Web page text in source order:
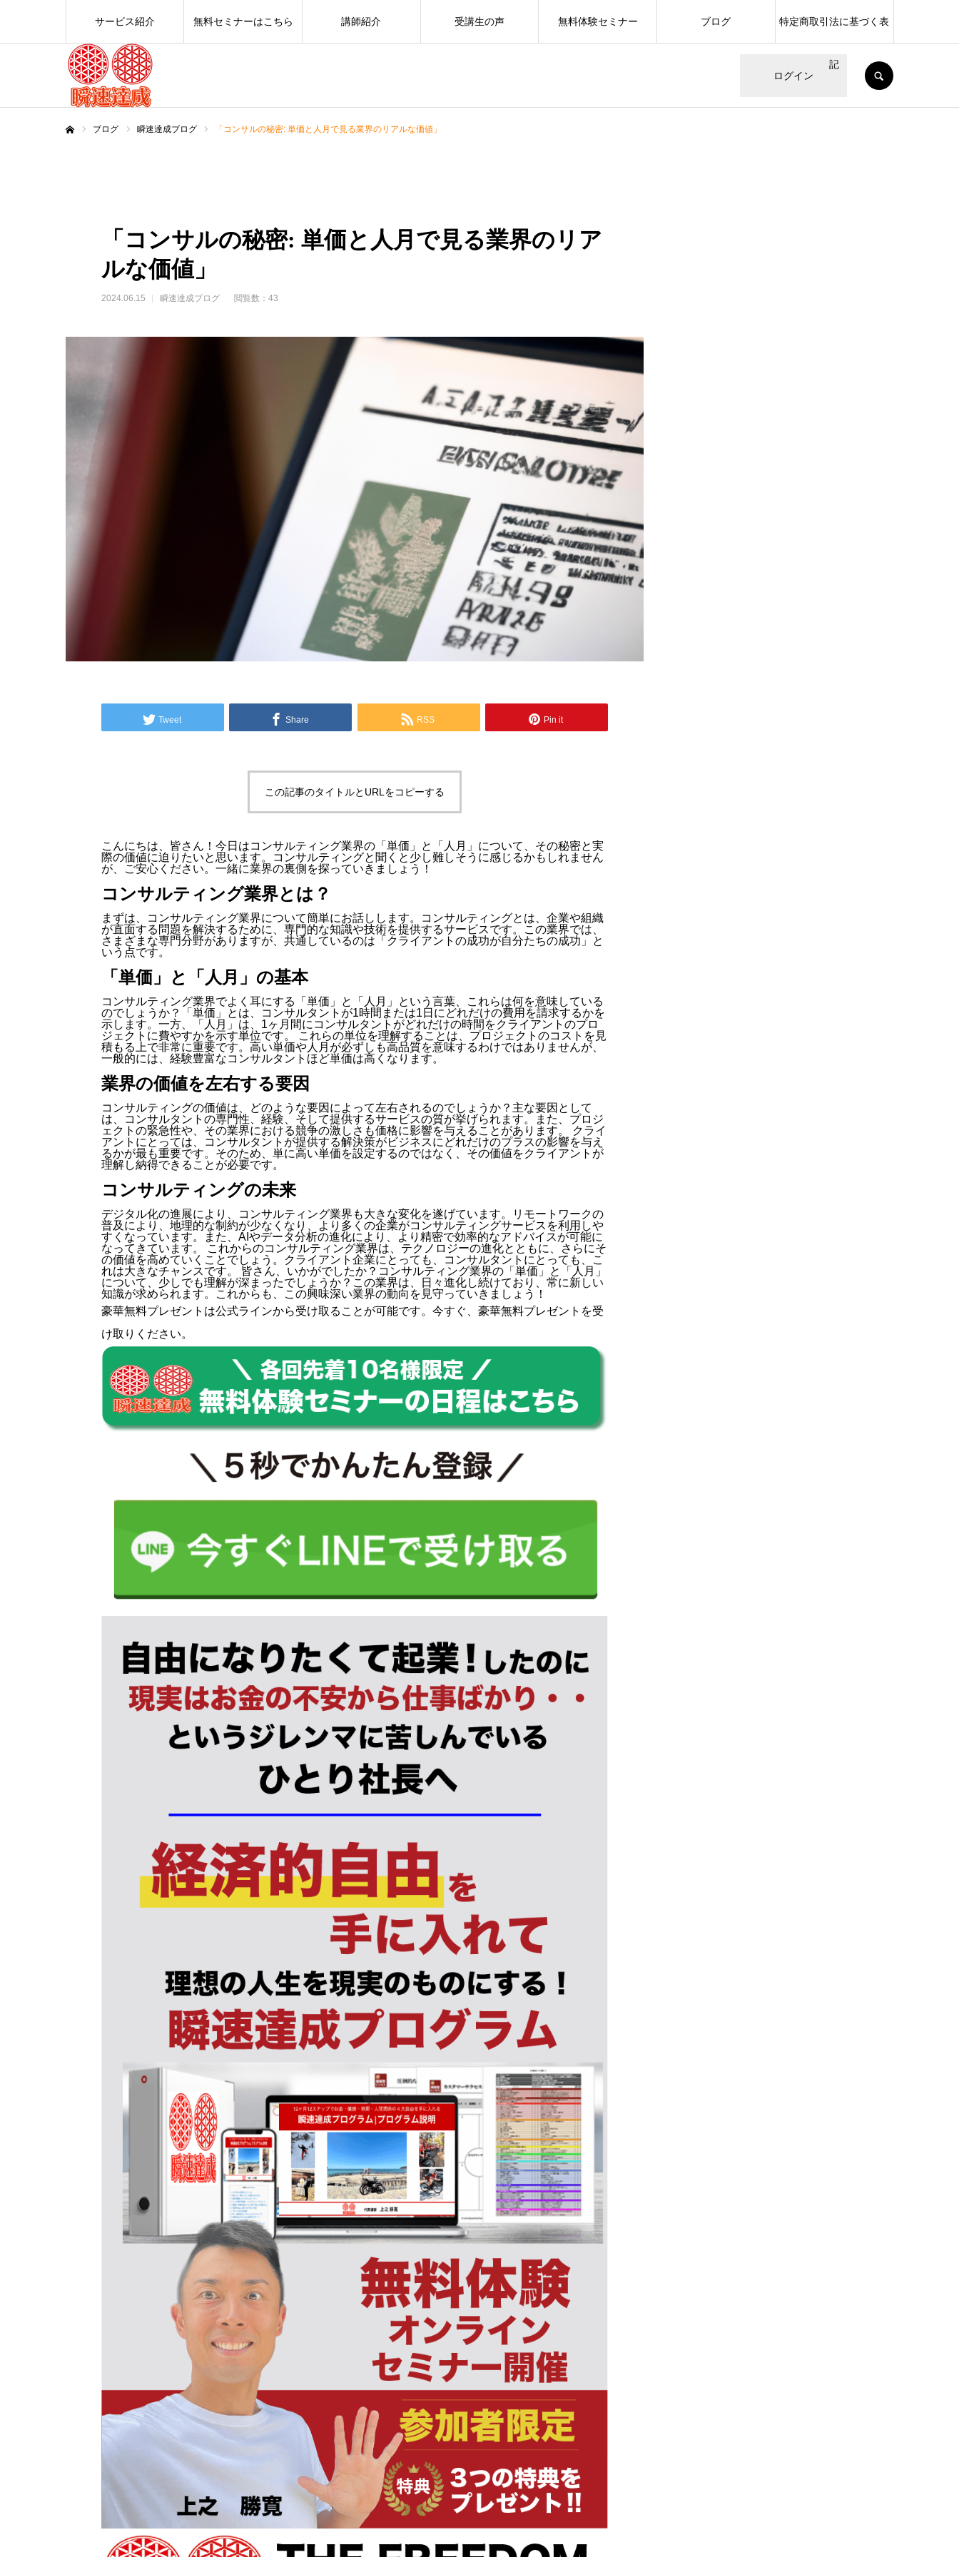
ログイン
サービス紹介 無料セミナーはこちら 講師紹介 受講生の声 無料体験セミナー ブログ 特定商取引法に基づく表
記
ブログ 瞬速達成ブログ 「コンサルの秘密: 単価と人月で見る業界のリアルな価値」
「コンサルの秘密: 単価と人月で見る業界のリア
ルな価値」
2024.06.15 瞬速達成ブログ 閲覧数：43
Tweet Share RSS Pin it
この記事のタイトルとURLをコピーする
こんにちは、皆さん！今日はコンサルティング業界の「単価」と「人月」について、その秘密と実
際の価値に迫りたいと思います。コンサルティングと聞くと少し難しそうに感じるかもしれません
が、ご安心ください。一緒に業界の裏側を探っていきましょう！
コンサルティング業界とは？
まずは、コンサルティング業界について簡単にお話しします。コンサルティングとは、企業や組織
が直面する問題を解決するために、専門的な知識や技術を提供するサービスです。この業界では、
さまざまな専門分野がありますが、共通しているのは「クライアントの成功が自分たちの成功」と
いう点です。
「単価」と「人月」の基本
コンサルティング業界でよく耳にする「単価」と「人月」という言葉、これらは何を意味している
のでしょうか？「単価」とは、コンサルタントが1時間または1日にどれだけの費用を請求するかを
示します。一方、「人月」は、1ヶ月間にコンサルタントがどれだけの時間をクライアントのプロ
ジェクトに費やすかを示す単位です。 これらの単位を理解することは、プロジェクトのコストを見
積もる上で非常に重要です。高い単価や人月が必ずしも高品質を意味するわけではありませんが、
一般的には、経験豊富なコンサルタントほど単価は高くなります。
業界の価値を左右する要因
コンサルティングの価値は、どのような要因によって左右されるのでしょうか？主な要因として
は、コンサルタントの専門性、経験、そして提供するサービスの質が挙げられます。また、プロジ
ェクトの緊急性や、その業界における競争の激しさも価格に影響を与えることがあります。 クライ
アントにとっては、コンサルタントが提供する解決策がビジネスにどれだけのプラスの影響を与え
るかが最も重要です。そのため、単に高い単価を設定するのではなく、その価値をクライアントが
理解し納得できることが必要です。
コンサルティングの未来
デジタル化の進展により、コンサルティング業界も大きな変化を遂げています。リモートワークの
普及により、地理的な制約が少なくなり、より多くの企業がコンサルティングサービスを利用しや
すくなっています。また、AIやデータ分析の進化により、より精密で効率的なアドバイスが可能に
なってきています。 これからのコンサルティング業界は、テクノロジーの進化とともに、さらにそ
の価値を高めていくことでしょう。クライアント企業にとっても、コンサルタントにとっても、こ
れは大きなチャンスです。 皆さん、いかがでしたか？コンサルティング業界の「単価」と「人月」
について、少しでも理解が深まったでしょうか？この業界は、日々進化し続けており、常に新しい
知識が求められます。これからも、この興味深い業界の動向を見守っていきましょう！
豪華無料プレゼントは公式ラインから受け取ることが可能です。今すぐ、豪華無料プレゼントを受
け取りください。